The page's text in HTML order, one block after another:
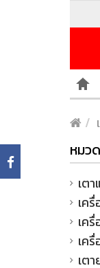
หมว
เต
เค
เค
เค
เต